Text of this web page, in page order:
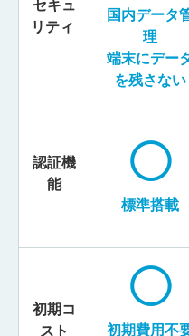
セキュ
リティ
国内データ
理
端末にデー
を残さない
認証機
能
◯
標準搭載
初期コ
スト
◯
初期費用不